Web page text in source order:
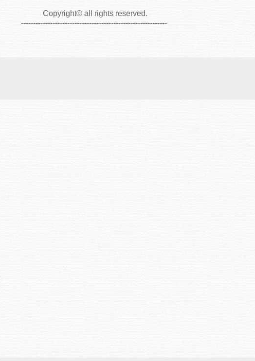
Copyright© all rights reserved.
------------------------------------------------------------